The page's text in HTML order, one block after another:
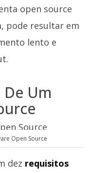
open source
pode resultar em
lento e
Um
Open Source
dez requisitos